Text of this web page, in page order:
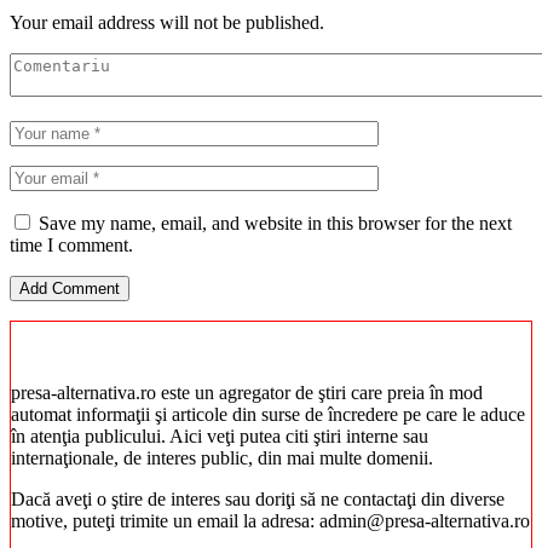
Your email address will not be published.
Save my name, email, and website in this browser for the next
time I comment.
presa-alternativa.ro este un agregator de ştiri care preia în mod
automat informaţii şi articole din surse de încredere pe care le aduce
în atenţia publicului. Aici veţi putea citi ştiri interne sau
internaţionale, de interes public, din mai multe domenii.
Dacă aveţi o ştire de interes sau doriţi să ne contactaţi din diverse
motive, puteţi trimite un email la adresa: admin@presa-alternativa.ro